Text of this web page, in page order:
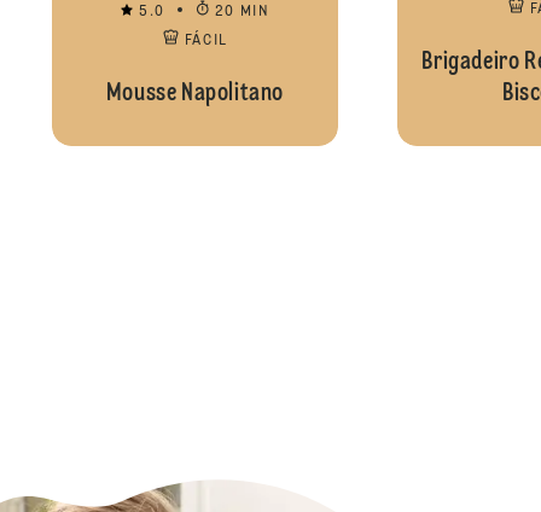
5.0
20 MIN
FÁCIL
Mousse Napolitano
Brigadeiro